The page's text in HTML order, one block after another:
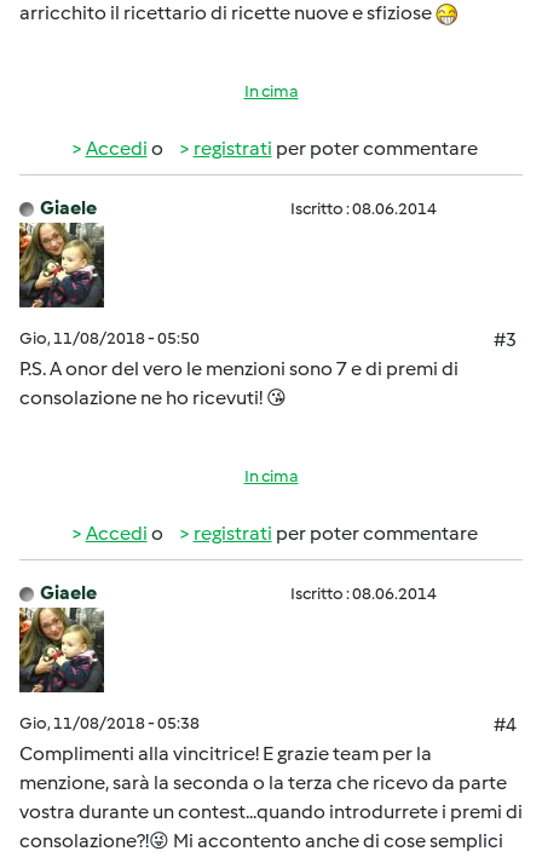
arricchito il ricettario di ricette nuove e sfiziose
In cima
Accedi o registrati per poter commentare
Giaele Iscritto : 08.06.2014
Gio, 11/08/2018 - 05:50
#3
P.S. A onor del vero le menzioni sono 7 e di premi di
consolazione ne ho ricevuti! 😘
In cima
Accedi o registrati per poter commentare
Giaele Iscritto : 08.06.2014
Gio, 11/08/2018 - 05:38
#4
Complimenti alla vincitrice! E grazie team per la
menzione, sarà la seconda o la terza che ricevo da parte
vostra durante un contest...quando introdurrete i premi di
consolazione?!😜 Mi accontento anche di cose semplici